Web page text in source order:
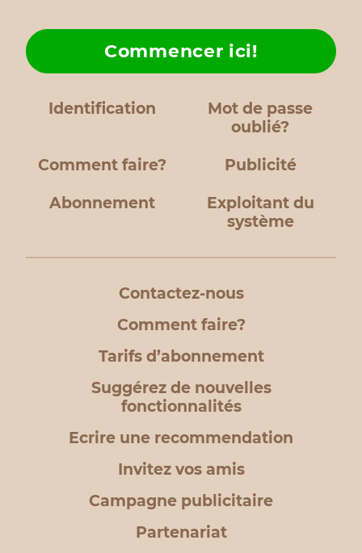
Identification
Mot de passe
oublié?
Comment faire?
Commencer ici!
Publicité
Abonnement
Exploitant du
système
Contactez-nous
Comment faire?
Tarifs d’abonnement
Suggérez de nouvelles
fonctionnalités
Ecrire une recommendation
Invitez vos amis
Campagne publicitaire
Partenariat